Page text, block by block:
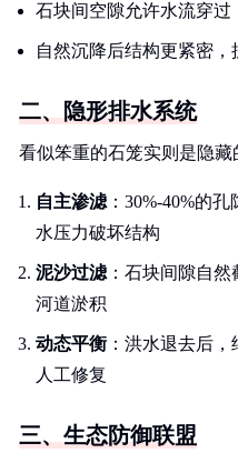
石块间空隙允许水流穿过
自然沉降后结构更紧密
二、隐形排水系统
看似笨重的石笼实则是隐藏
自主渗滤 ：30%-40%的
水压力破坏结构
泥沙过滤 ：石块间隙自
河道淤积
动态平衡 ：洪水退去后
人工修复
三、生态防御联盟